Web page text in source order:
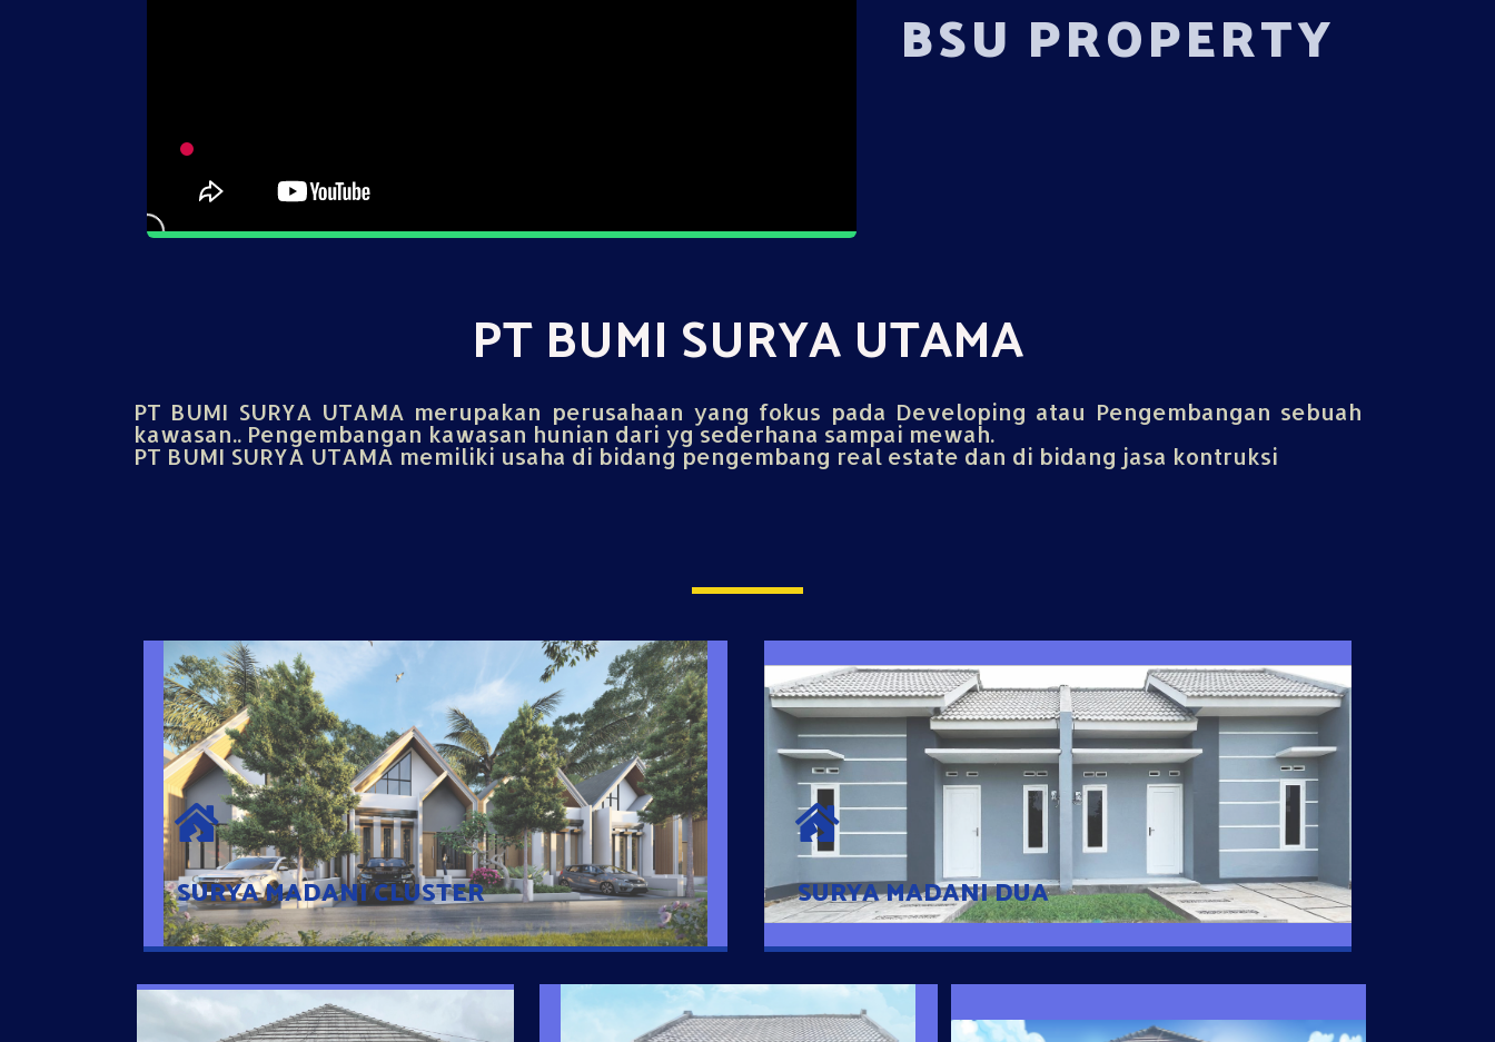
BSU PROPERTY
PT BUMI SURYA UTAMA
PT BUMI SURYA UTAMA merupakan perusahaan yang fokus pada Developing atau Pengembangan sebuah
kawasan.. Pengembangan kawasan hunian dari yg sederhana sampai mewah.
PT BUMI SURYA UTAMA memiliki usaha di bidang pengembang real estate dan di bidang jasa kontruksi
SURYA MADANI CLUSTER
SURYA MADANI CLUSTER
Desain Modern Minimalis dengan Konsep Rumah Pintar
Sehingga Memudahkan Penghuni mengakses rumahnya dengan
Ponsel
SURYA MADANI DUA
SURYA MADANI DUA
Satu-satunya Hunian nyaman dengan harga subsidi hanya 100
jutaan dengan lokasi strategis di Tuban